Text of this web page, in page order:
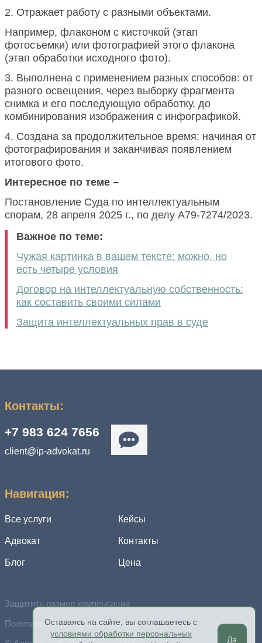
Оставаясь на сайте, вы соглашаетесь с
условиями обработки персональных
Да
2. Отражает работу с разными объектами.
Например, флаконом с кисточкой (этап
фотосъемки) или фотографией этого флакона
(этап обработки исходного фото).
3. Выполнена с применением разных способов: от
разного освещения, через выборку фрагмента
снимка и его последующую обработку, до
комбинирования изображения с инфографикой.
4. Создана за продолжительное время: начиная от
фотографирования и заканчивая появлением
итогового фото.
Интересное по теме –
Постановление Суда по интеллектуальным
спорам, 28 апреля 2025 г., по делу А79-7274/2023.
Важное по теме:
Чужая картинка в вашем тексте: можно, но
есть четыре условия
Договор на интеллектуальную собственность:
как составить своими силами
Защита интеллектуальных прав в суде
Контакты:
+7 983 624 7656
client@ip-advokat.ru
Навигация:
Все услуги Кейсы
Адвокат Контакты
Блог Цена
Защитить размер компенсации
Политика: персональные данные »